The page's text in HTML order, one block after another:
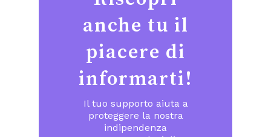
anche tu il
piacere di
informarti!
Il tuo supporto aiuta a
proteggere la nostra
indipendenza